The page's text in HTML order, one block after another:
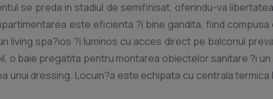
este eficienta ?i bine gandita, fiind compusa
living spa?ios ?i luminos cu acces direct pe balconul
o baie pregatita pentru montarea obiectelor sanitare ?i un
centrala termica Ferroli,